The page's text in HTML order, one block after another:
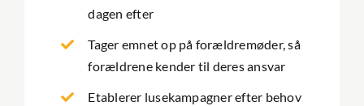
dagen efter
Tager emnet op på forældremøder, så
forældrene kender til deres ansvar
Etablerer lusekampagner efter behov